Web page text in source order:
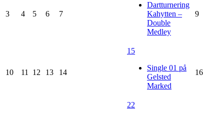
3 4 5 6 7
Dartturnering
Kahytten –
Double
Medley
9
10 11 12 13 14
15
Single 01 på
Gelsted
Marked
16
22